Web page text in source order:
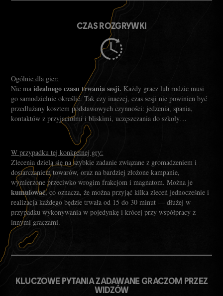
CZAS ROZGRYWKI
Ogólnie dla gier:
Nie maidealnego czasu trwania sesji. Każdy gracz lub rodzic musi
go samodzielnie określić. Tak czy inaczej, czas sesji nie powinien być
przedłużany kosztem podstawowych czynności: jedzenia, spania,
kontaktów z przyjaciółmi i bliskimi, uczęszczania do szkoły…
W przypadku tej konkretnej gry:
Zlecenia dzielą się na szybkie zadanie związane z gromadzeniem i
dostarczaniem towarów, oraz na bardziej złożone kampanie,
wymierzone przeciwko wrogim frakcjom i magnatom. Można je
kumulować, co oznacza, że można przyjąć kilka zleceń jednocześnie i
realizacja każdego będzie trwała od 15 do 30 minut — dłużej w
przypadku wykonywania w pojedynkę i krócej przy współpracy z
innymi graczami.
KLUCZOWE PYTANIA ZADAWANE GRACZOM PRZEZ
WIDZÓW